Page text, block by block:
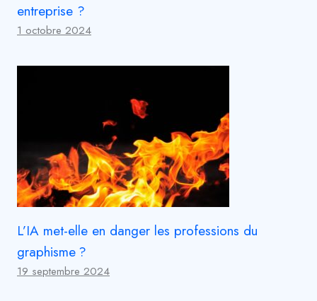
entreprise ?
1 octobre 2024
L’IA met-elle en danger les professions du
graphisme ?
19 septembre 2024